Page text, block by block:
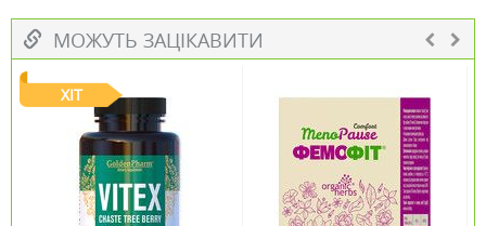
МОЖУТЬ ЗАЦІКАВИТИ
ХІТ